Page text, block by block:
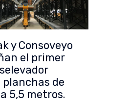
y Consoveyo
el primer
planchas de
5,5 metros.